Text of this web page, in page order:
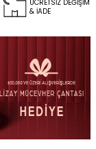
ÜCRETSİZ DEĞİŞİM
& İADE